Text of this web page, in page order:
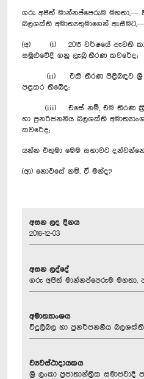
ගරු අජිත් මාන්නප්පෙරුම මහතා,—
බලශක්ති අමාත්‍යතුමාගෙන්
(අ) (i) 2015 වර්ෂයේ පැවති
සමුළුවේදී ගනු ලැබූ තීරණ කවරේද;
(ii) එකී තීරණ පිළිබඳව ශ්‍රී
පළකර තිබේද;
(iii) එසේ නම්, එම තීරණ
හා පුනර්ජනනීය බලශක්ති
කවරේද;
යන්න එතුමා මෙම සභාවට
(ආ) නොඑසේ නම්, ඒ මන්ද?
අසන ලද දිනය
2016-12-03
අසන ලද්දේ
ගරු අජිත් මාන්නප්පෙරුම මහතා,
අමාත්‍යාංශය
විදුලිබල හා පුනර්ජනනීය බලශක්ති
ව්‍යවස්ථාදායකය
ශ්‍රී ලංකා ප්‍රජාතාන්ත්‍රික